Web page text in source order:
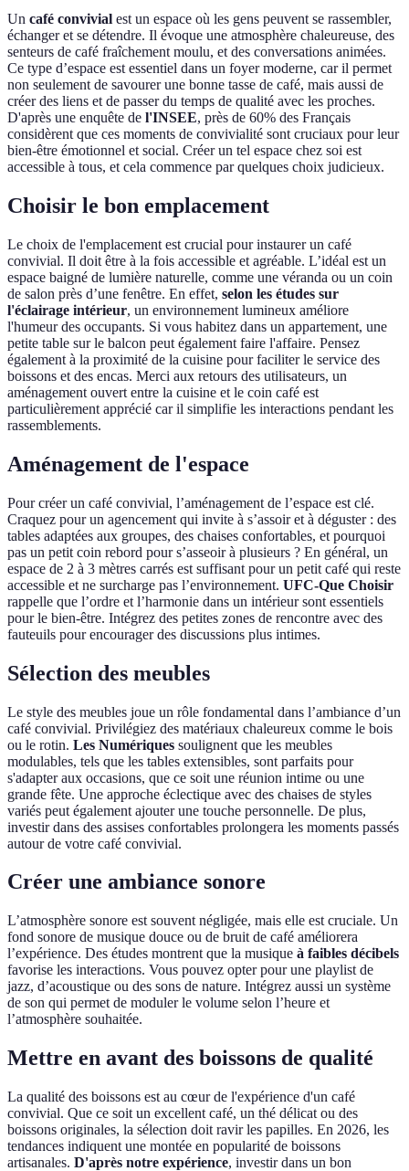
Un café convivial est un espace où les gens peuvent se rassembler,
échanger et se détendre. Il évoque une atmosphère chaleureuse, des
senteurs de café fraîchement moulu, et des conversations animées.
Ce type d’espace est essentiel dans un foyer moderne, car il permet
non seulement de savourer une bonne tasse de café, mais aussi de
créer des liens et de passer du temps de qualité avec les proches.
D'après une enquête de l'INSEE, près de 60% des Français
considèrent que ces moments de convivialité sont cruciaux pour leur
bien-être émotionnel et social. Créer un tel espace chez soi est
accessible à tous, et cela commence par quelques choix judicieux.
Choisir le bon emplacement
Le choix de l'emplacement est crucial pour instaurer un café
convivial. Il doit être à la fois accessible et agréable. L’idéal est un
espace baigné de lumière naturelle, comme une véranda ou un coin
de salon près d’une fenêtre. En effet, selon les études sur
l'éclairage intérieur, un environnement lumineux améliore
l'humeur des occupants. Si vous habitez dans un appartement, une
petite table sur le balcon peut également faire l'affaire. Pensez
également à la proximité de la cuisine pour faciliter le service des
boissons et des encas. Merci aux retours des utilisateurs, un
aménagement ouvert entre la cuisine et le coin café est
particulièrement apprécié car il simplifie les interactions pendant les
rassemblements.
Aménagement de l'espace
Pour créer un café convivial, l’aménagement de l’espace est clé.
Craquez pour un agencement qui invite à s’assoir et à déguster : des
tables adaptées aux groupes, des chaises confortables, et pourquoi
pas un petit coin rebord pour s’asseoir à plusieurs ? En général, un
espace de 2 à 3 mètres carrés est suffisant pour un petit café qui reste
accessible et ne surcharge pas l’environnement. UFC-Que Choisir
rappelle que l’ordre et l’harmonie dans un intérieur sont essentiels
pour le bien-être. Intégrez des petites zones de rencontre avec des
fauteuils pour encourager des discussions plus intimes.
Sélection des meubles
Le style des meubles joue un rôle fondamental dans l’ambiance d’un
café convivial. Privilégiez des matériaux chaleureux comme le bois
ou le rotin. Les Numériques soulignent que les meubles
modulables, tels que les tables extensibles, sont parfaits pour
s'adapter aux occasions, que ce soit une réunion intime ou une
grande fête. Une approche éclectique avec des chaises de styles
variés peut également ajouter une touche personnelle. De plus,
investir dans des assises confortables prolongera les moments passés
autour de votre café convivial.
Créer une ambiance sonore
L’atmosphère sonore est souvent négligée, mais elle est cruciale. Un
fond sonore de musique douce ou de bruit de café améliorera
l’expérience. Des études montrent que la musique à faibles décibels
favorise les interactions. Vous pouvez opter pour une playlist de
jazz, d’acoustique ou des sons de nature. Intégrez aussi un système
de son qui permet de moduler le volume selon l’heure et
l’atmosphère souhaitée.
Mettre en avant des boissons de qualité
La qualité des boissons est au cœur de l'expérience d'un café
convivial. Que ce soit un excellent café, un thé délicat ou des
boissons originales, la sélection doit ravir les papilles. En 2026, les
tendances indiquent une montée en popularité de boissons
artisanales. D'après notre expérience, investir dans un bon